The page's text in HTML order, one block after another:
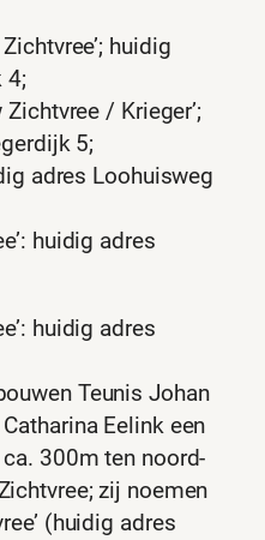
huidig
4;
/ Krieger’;
5;
adres Loohuisweg
huidig adres
huidig adres
Teunis Johan
Eelink een
300m ten noord-
zij noemen
(huidig adres